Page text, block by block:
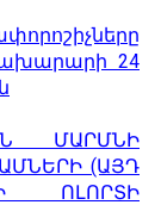
24
ՄԱՐՄՆԻ
(ԱՅԴ
ՈԼՈՐՏԻ